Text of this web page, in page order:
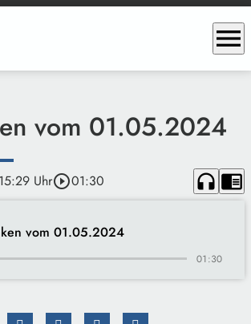
menu
vom 01.05.2024
Uhrplay_circle_outline01:30 headphones chrome_reader_mode
vom 01.05.2024
01:30